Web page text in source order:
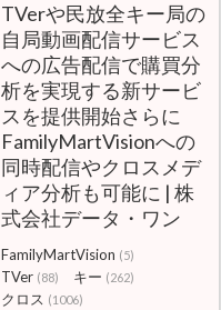
TVerや民放全キー局の
自局動画配信サービス
への広告配信で購買分
析を実現する新サービ
スを提供開始さらに
FamilyMartVisionへの
同時配信やクロスメデ
ィア分析も可能に | 株
式会社データ・ワン
FamilyMartVision (5)
TVer (88) キー (262)
クロス (1006)